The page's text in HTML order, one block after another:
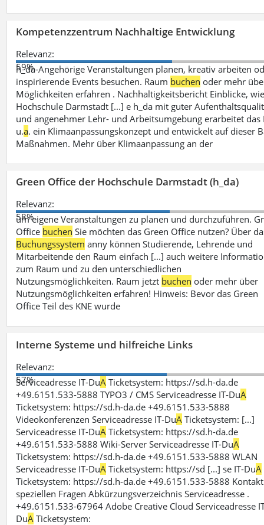
Kompetenzzentrum Nachhaltige Entwicklung
Relevanz:
59%
h_da-Angehörige Veranstaltungen planen, kreativ arbeiten
inspirierende Events besuchen. Raum buchen oder mehr
Möglichkeiten erfahren . Nachhaltigkeitsbericht Einblicke,
Hochschule Darmstadt [...] e h_da mit guter
und angenehmer Lehr- und Arbeitsumgebung erarbeitet das
u.a. ein Klimaanpassungskonzept und entwickelt auf dieser
Maßnahmen. Mehr über Klimaanpassung an der
Green Office der Hochschule Darmstadt (h_da)
Relevanz:
58%
um eigene Veranstaltungen zu planen und durchzuführen.
Office buchen Sie möchten das Green Office nutzen? Über
Buchungssystem anny können Studierende, Lehrende und
Mitarbeitende den Raum einfach [...] auch weitere
zum Raum und zu den unterschiedlichen
Nutzungsmöglichkeiten. Raum jetzt buchen oder mehr über
Nutzungsmöglichkeiten erfahren! Hinweis: Bevor das Green
Office Teil des KNE wurde
Interne Systeme und hilfreiche Links
Relevanz:
57%
Serviceadresse IT-DuA Ticketsystem: https://sd.h-da.de
+49.6151.533-5888 TYPO3 / CMS Serviceadresse IT-DuA
Ticketsystem: https://sd.h-da.de +49.6151.533-5888
Videokonferenzen Serviceadresse IT-DuA Ticketsystem: [...]
Serviceadresse IT-DuA Ticketsystem: https://sd.h-da.de
+49.6151.533-5888 Wiki-Server Serviceadresse IT-DuA
Ticketsystem: https://sd.h-da.de +49.6151.533-5888 WLAN
Serviceadresse IT-DuA Ticketsystem: https://sd [...] se IT-DuA
Ticketsystem: https://sd.h-da.de +49.6151.533-5888
speziellen Fragen Abkürzungsverzeichnis Serviceadresse .
+49.6151.533-67964 Adobe Creative Cloud Serviceadresse
DuA Ticketsystem: